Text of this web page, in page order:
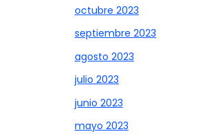
octubre 2023
septiembre 2023
agosto 2023
julio 2023
junio 2023
mayo 2023